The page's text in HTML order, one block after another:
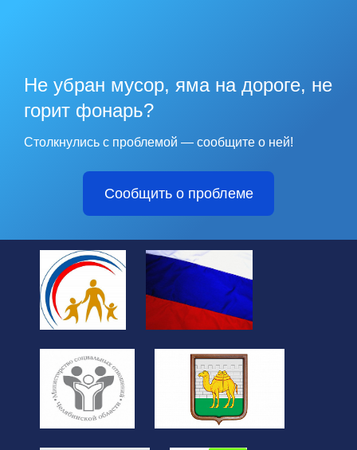
Не убран мусор, яма на дороге, не
горит фонарь?
Столкнулись с проблемой — сообщите о ней!
Сообщить о проблеме